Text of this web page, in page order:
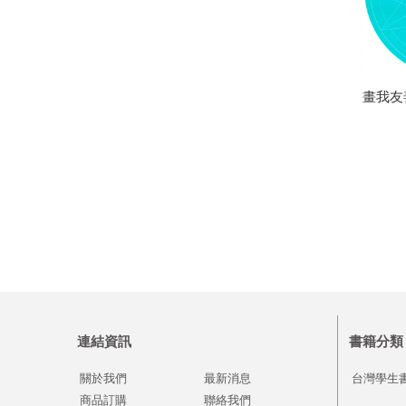
畫我
連結資訊
關於我們
最新消息
商品訂購
聯絡我們
書籍分類
台灣學生